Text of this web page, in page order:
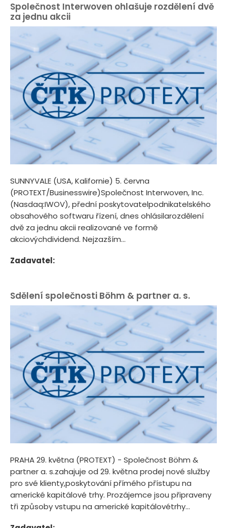
Společnost Interwoven ohlašuje rozdělení dvě
za jednu akcii
SUNNYVALE (USA, Kalifornie) 5. června
(PROTEXT/Businesswire)Společnost Interwoven, Inc.
(Nasdaq:IWOV), přední poskytovatelpodnikatelského
obsahového softwaru řízení, dnes ohlásilarozdělení
dvě za jednu akcii realizované ve formě
akciovýchdividend. Nejzazším...
Zadavatel:
Sdělení společnosti Böhm & partner a. s.
PRAHA 29. května (PROTEXT) - Společnost Böhm &
partner a. s.zahajuje od 29. května prodej nové služby
pro své klienty,poskytování přímého přístupu na
americké kapitálové trhy. Prozájemce jsou připraveny
tři způsoby vstupu na americké kapitálovétrhy...